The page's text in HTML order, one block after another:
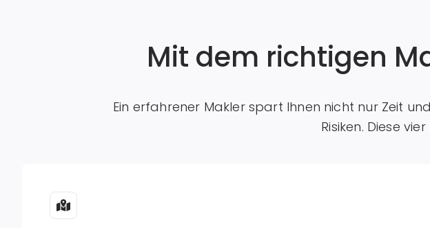
Mit dem richtigen
Ein erfahrener Makler spart Ihnen nicht nur Zeit
Risiken. Diese